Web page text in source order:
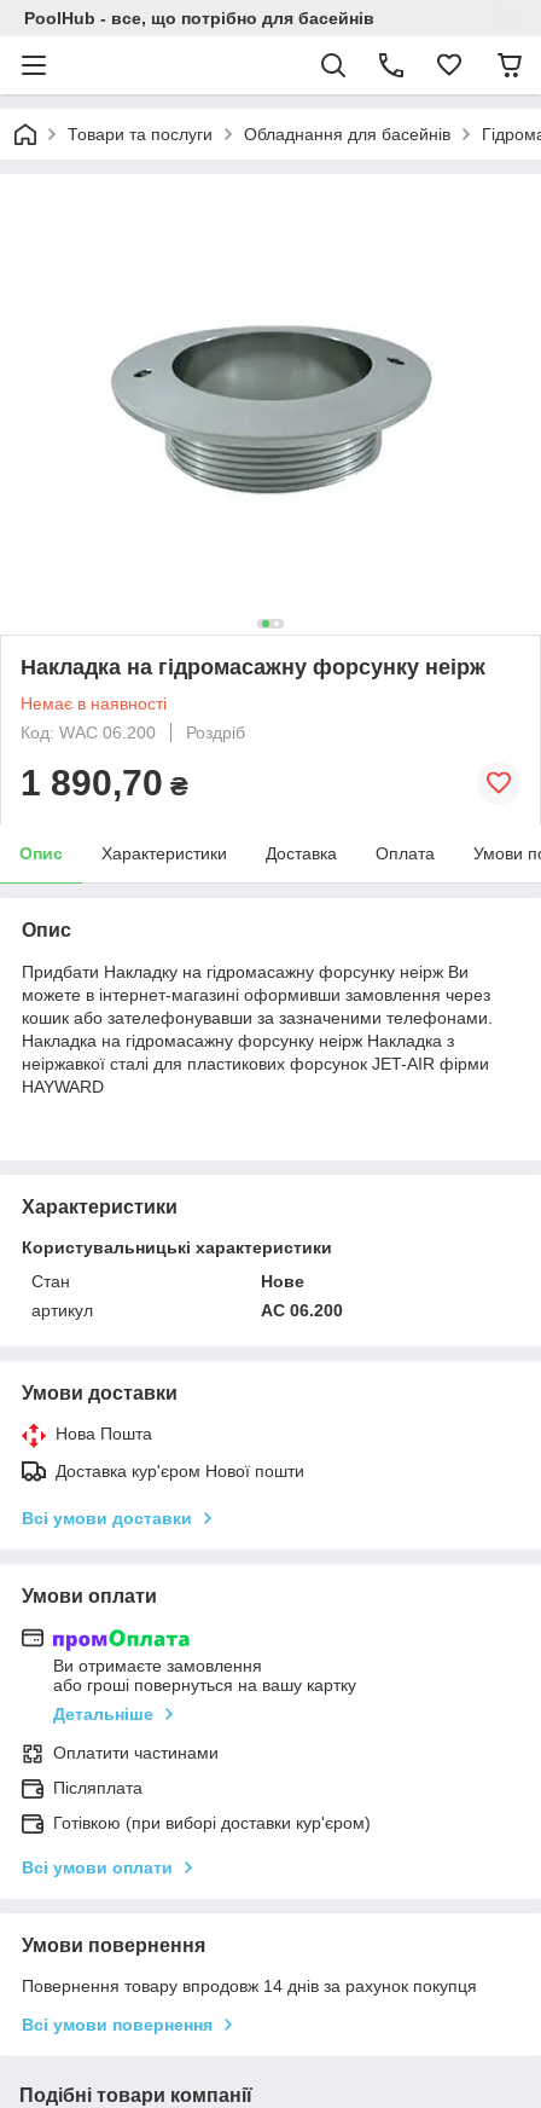
PoolHub - все, що потрібно для басейнів
Товари та послуги Обладнання для басейнів
Накладка на гідромасажну форсунку неірж
Немає в наявності
Код: WАС 06.200
Роздріб
1 890,70 ₴
Опис Характеристики Доставка Оплата Умови
Опис
Придбати Накладку на гідромасажну форсунку неірж Ви
можете в інтернет-магазині оформивши замовлення через
кошик або зателефонувавши за зазначеними телефонами.
Накладка на гідромасажну форсунку неірж Накладка з
неіржавкої сталі для пластикових форсунок JET-AIR фірми
HAYWARD
Характеристики
Користувальницькі характеристики
Стан
Нове
артикул
АС 06.200
Умови доставки
Нова Пошта
Доставка кур'єром Нової пошти
Всі умови доставки
Умови оплати
Ви отримаєте замовлення
або гроші повернуться на вашу картку
Детальніше
Оплатити частинами
Післяплата
Готівкою (при виборі доставки кур'єром)
Всі умови оплати
Умови повернення
Повернення товару впродовж 14 днів за рахунок покупця
Всі умови повернення
Подібні товари компанії